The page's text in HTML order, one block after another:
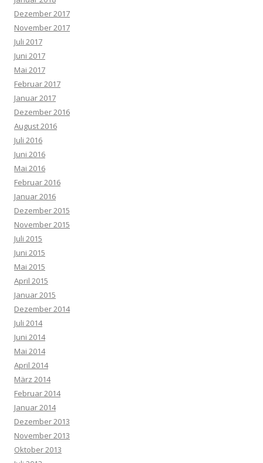
Dezember 2017
November 2017
Juli 2017
Juni 2017
Mai 2017
Februar 2017
Januar 2017
Dezember 2016
August 2016
Juli 2016
Juni 2016
Mai 2016
Februar 2016
Januar 2016
Dezember 2015
November 2015
Juli 2015
Juni 2015
Mai 2015
April 2015
Januar 2015
Dezember 2014
Juli 2014
Juni 2014
Mai 2014
April 2014
März 2014
Februar 2014
Januar 2014
Dezember 2013
November 2013
Oktober 2013